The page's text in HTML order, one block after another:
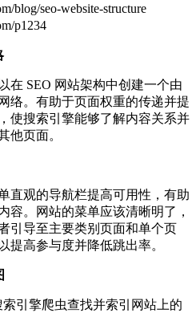
blog/seo-website-structure
p1234
在 SEO 网站架构中创建一个由
络。有助于页面权重的传递并提
使搜索引擎能够了解内容关系并
他页面。
直观的导航栏提高可用性，有助
容。网站的菜单应该清晰明了，
引导至主要类别页面和单个页
提高参与度并降低跳出率。
引擎爬虫查找并索引网站上的